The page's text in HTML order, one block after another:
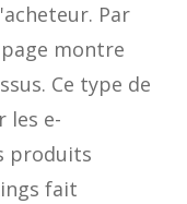
Par
montre
Ce type de
les e-
produits
fait